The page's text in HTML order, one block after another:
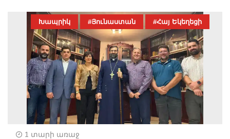
Խապրիկ #Յունաստան #Հայ Եկեղեցի
1 տարի առաջ